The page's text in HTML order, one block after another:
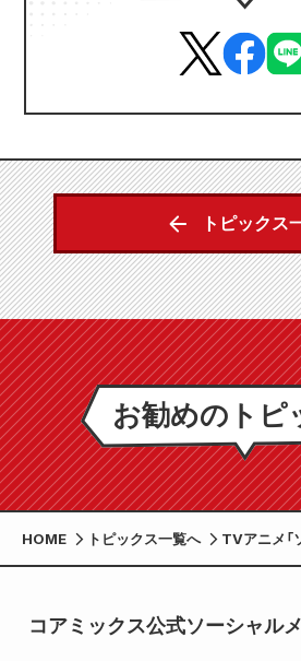
トピックス
お勧めのトピ
HOME トピックス一覧へ
TVアニメ「
コアミックス公式ソーシャル